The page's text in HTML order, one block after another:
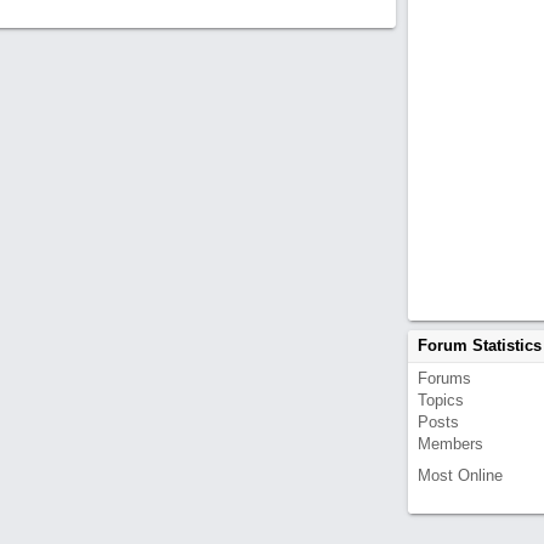
Forum Statistics
Forums
Topics
Posts
Members
Most Online